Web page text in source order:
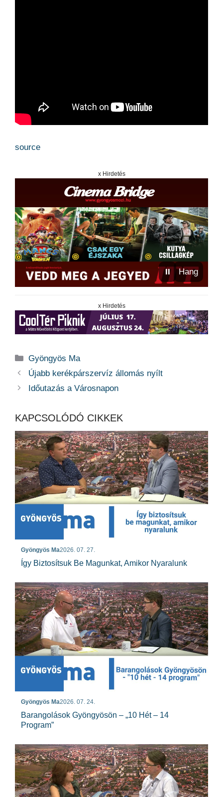
source
x Hirdetés
⏸ Hang
x Hirdetés
Kategória
Gyöngyös Ma
Újabb kerékpárszervíz állomás nyílt
Időutazás a Városnapon
KAPCSOLÓDÓ CIKKEK
Gyöngyös Ma2026. 07. 27.
Így Biztosítsuk Be Magunkat, Amikor Nyaralunk
Gyöngyös Ma2026. 07. 24.
Barangolások Gyöngyösön – „10 Hét – 14
Program”